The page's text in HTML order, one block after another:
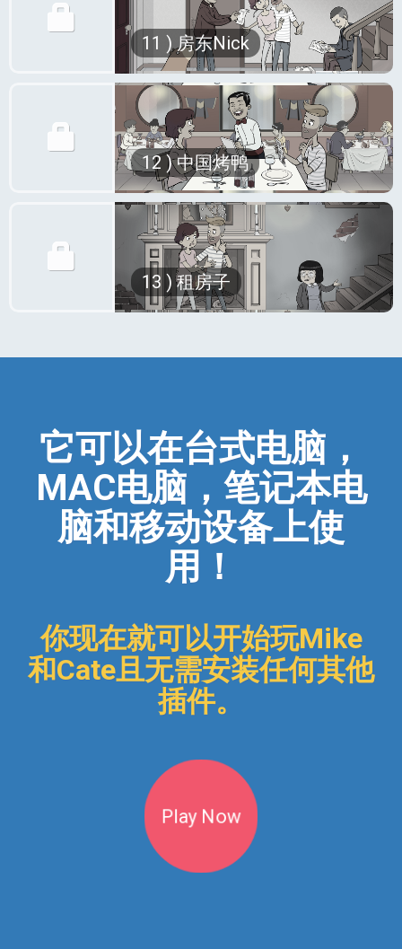
在这一集中，我们将了解你如何轻易地
失去房间，以及如何找不到可以养猫的
的房子。
点击播放将难度设置为噩梦模式。
正如你所看到的，有些不那么好听的话
只有在你和某人住在一起时才能使用。
如果你是喜欢自己个人空间的人，这一
集对你不利。 看到一对情侣住在一个
带宠物的小房间里，可能会让你有幽闭
恐惧症的感觉！
在这一集中，我们将练习如何通过大声
打鼾唤醒他人，并用英语喂养后花园里
的蜘蛛。
点击播放以重新布置房间。
让我们想象你终于找到合适的居住地，
一切顺利，你感到幸福。 是的，难以
置信！
不幸的是，幸福永远不会持久。 住在
合租房子里很经济，但也有相应的问
题！
有什么可以打扰你，使你被迫去寻找另
外的住处？
是一些不友好的邻居？ 还是一个贪婪
的房东？ 或者两者同时都有！
在这一集中，我们将练习如何应对难缠
的人，并谈论伦敦的生活成本。
让我们点击播放来计算3,000英镑是多
11 ) 房东Nick
有什么比中国菜更好吃的了吗？ 我的
意思是，真的，有吗？ 我非常喜欢
它。 我喜欢面条，我喜欢酱汁，我喜
欢最后里面带有预示你一切都会好起来
的短笺的饼干......
当然，除非你决定出去喝酒，喝了太多
酒，最后喝醉了拨打你前女友的电话，
以至于她的新男友接了电话，然后他告
诉你如果你再打电话的话，他会从你的
了。 噢对的，Mike和Cate。
点击播放即可戴上戒指！
12 ) 中国烤鸭
以前，我们已经体验到在伦敦找房子是
多么困难......现在我们将更进一步尝试找
房子！ 这那太疯狂了！
住在伦敦的人确切知道它意味着什么:
一所房子，当然，你需要有一些可靠的
朋友合租。
在这一集中，我们将会遇到一些非常有
趣的男房东和女房东，并明白为什么助
听器对老人打电话很重要。
点击播放开始找房子！
13 ) 租房子
它可以在台式电脑，
MAC电脑，笔记本电
脑和移动设备上使
用！
你现在就可以开始玩Mike
和Cate且无需安装任何其他
插件。
Play Now